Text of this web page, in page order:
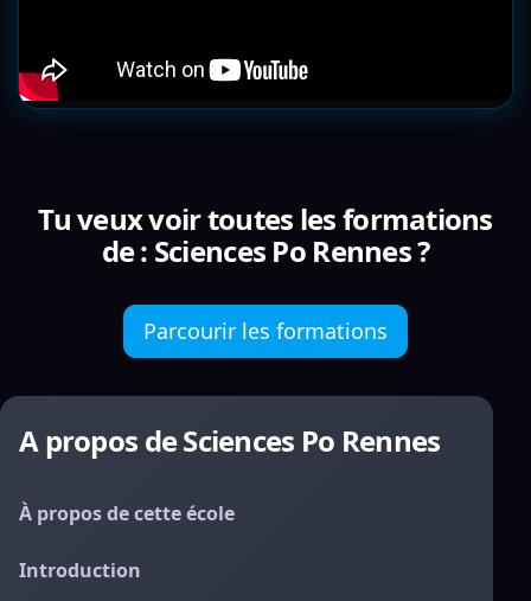
Tu veux voir toutes les formations
de : Sciences Po Rennes ?
Parcourir les formations
A propos de Sciences Po Rennes
À propos de cette école
Introduction